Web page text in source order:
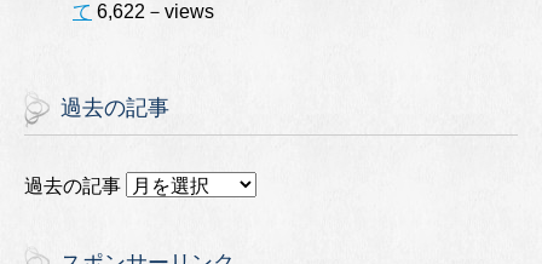
て 6,622－views
過去の記事
過去の記事